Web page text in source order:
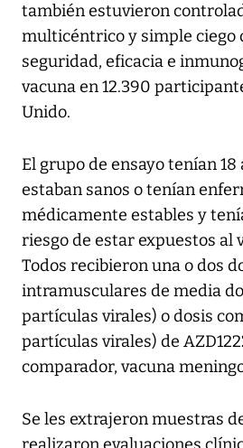
también estuvieron
multicéntrico y simple ciego
seguridad, eficacia e
vacuna en 12.390
Unido.
El grupo de ensayo tenían 18
estaban sanos o tenían
médicamente estables y
riesgo de estar expuestos al
Todos recibieron una o dos
intramusculares de media
partículas virales) o dosis
partículas virales) de
comparador, vacuna
Se les extrajeron muestras